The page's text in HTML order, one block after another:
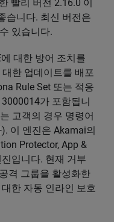
빨리 버전 2.16.0 이
습니다. 최신 버전은
있습니다.
대한 방어 조치를
한 업데이트를 배포
Rule Set 또는 적응
가 포함됩니
고객의 경우 명령어
이 엔진은 Akamai의
Protector, App &
입니다. 현재 거부
격 그룹을 활성화한
한 자동 인라인 보호